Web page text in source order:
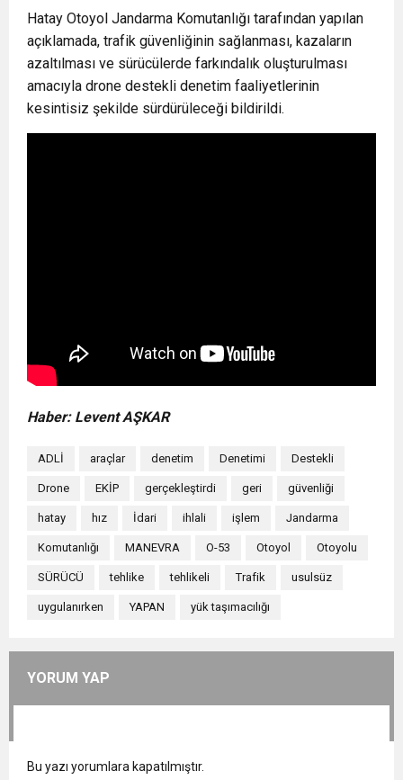
Hatay Otoyol Jandarma Komutanlığı tarafından yapılan
açıklamada, trafik güvenliğinin sağlanması, kazaların
azaltılması ve sürücülerde farkındalık oluşturulması
amacıyla drone destekli denetim faaliyetlerinin
kesintisiz şekilde sürdürüleceği bildirildi.
Haber: Levent AŞKAR
ADLİ araçlar denetim Denetimi Destekli
Drone EKİP gerçekleştirdi geri güvenliği
hatay hız İdari ihlali işlem Jandarma
Komutanlığı MANEVRA O-53 Otoyol Otoyolu
SÜRÜCÜ tehlike tehlikeli Trafik usulsüz
uygulanırken YAPAN yük taşımacılığı
YORUM YAP
Bu yazı yorumlara kapatılmıştır.